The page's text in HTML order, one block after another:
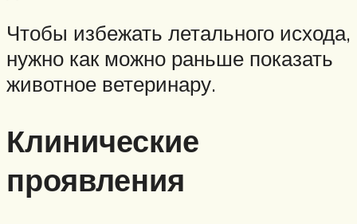
Чтобы избежать летального исхода,
нужно как можно раньше показать
животное ветеринару.
Клинические
проявления